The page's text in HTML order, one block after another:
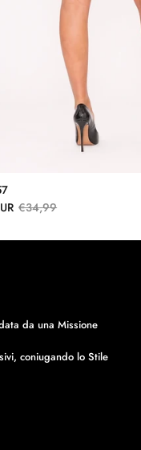
€34,99
da una Missione
coniugando lo Stile